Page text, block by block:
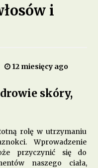
jajników –
w leczeniu?
serca – jakie produkty
wprowadzić do diety na
i
12 miesięcy ago
skóry,
rolę w utrzymaniu
Wprowadzenie
przyczynić się do
naszego ciała,